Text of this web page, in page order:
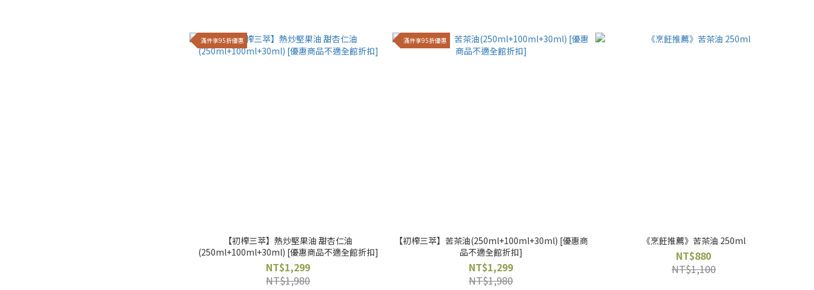
滿件享95折優惠
【初榨三萃】熱炒堅果油 甜杏仁油
(250ml+100ml+30ml) [優惠商品不適全館折扣]
NT$1,299
NT$1,980
滿件享95折優惠
【初榨三萃】苦茶油(250ml+100ml+30ml) [優惠商
品不適全館折扣]
NT$1,299
NT$1,980
《烹飪推薦》苦茶油 250ml
NT$880
NT$1,100